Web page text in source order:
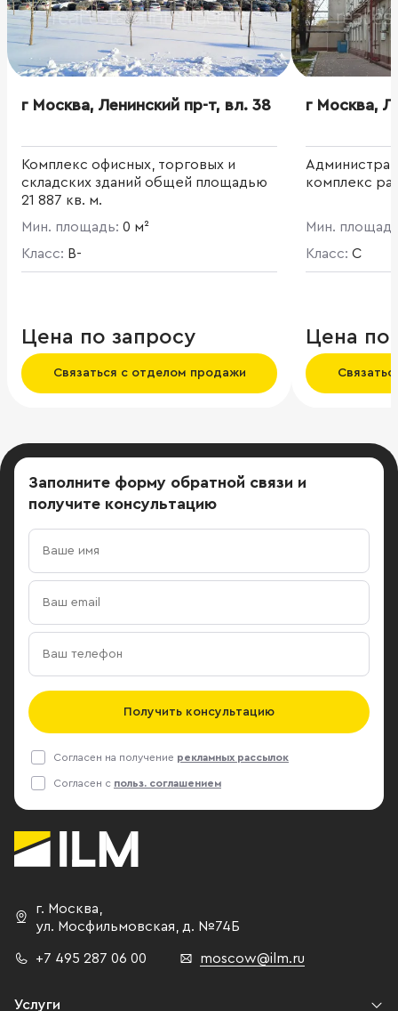
г Москва, Ленинский пр-т, вл. 38
Комплекс офисных, торговых и
складских зданий общей площадью
21 887 кв. м.
Мин. площадь: 0 м²
Класс: B-
Цена по запросу
Связаться с отделом продажи
г Москва,
комплекс
Мин.
Класс: C
Цена по
Заполните форму обратной связи и
получите консультацию
Получить консультацию
Согласен на получение рекламных рассылок
Согласен с польз. соглашением
г. Москва,
ул. Мосфильмовская, д. №74Б
+7 495 287 06 00 moscow@ilm.ru
Услуги